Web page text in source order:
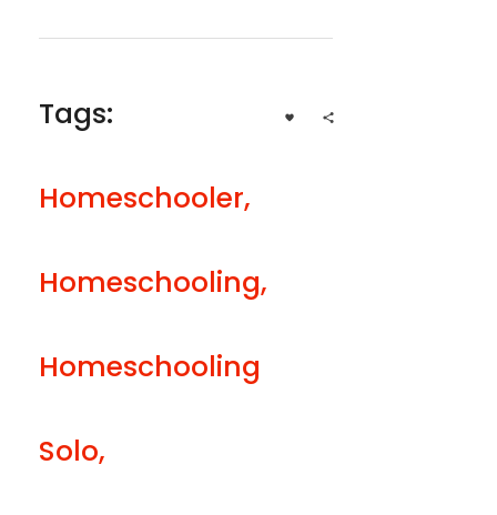
Tags:
Homeschooler,
Homeschooling,
Homeschooling
Solo,